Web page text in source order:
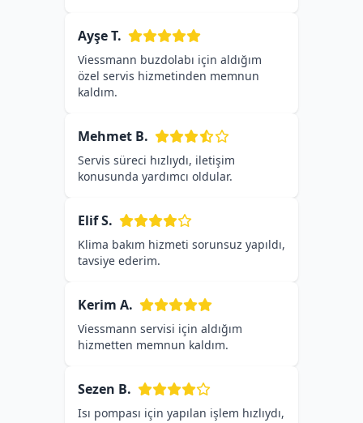
Ayşe T.
Viessmann buzdolabı için aldığım
özel servis hizmetinden memnun
kaldım.
Mehmet B.
Servis süreci hızlıydı, iletişim
konusunda yardımcı oldular.
Elif S.
Klima bakım hizmeti sorunsuz yapıldı,
tavsiye ederim.
Kerim A.
Viessmann servisi için aldığım
hizmetten memnun kaldım.
Sezen B.
Isı pompası için yapılan işlem hızlıydı,